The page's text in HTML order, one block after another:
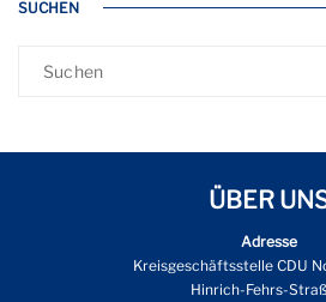
SUCHEN
ÜBER
Adresse
Kreisgeschäftsstelle CDU
Hinrich-Fehrs-